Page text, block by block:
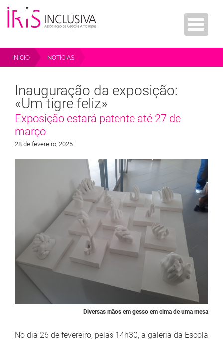
INÍCIO NOTÍCIAS
Inauguração da exposição:
«Um tigre feliz»
Exposição estará patente até 27 de
março
28 de fevereiro, 2025
Diversas mãos em gesso em cima de uma mesa
No dia 26 de fevereiro, pelas 14h30, a galeria da Escola